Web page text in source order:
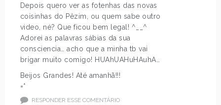
Depois quero ver as fotenhas das novas
coisinhas do Pêzim, ou quem sabe outro
video, né? Que ficou bem legal! ^__^
Adorei as palavras sábias da sua
consciencia… acho que a minha tb vai
brigar muito comigo! HUAhUAHuHAuhA…
Beijos Grandes! Até amanhã!!!
=*
RESPONDER ESSE COMENTÁRIO